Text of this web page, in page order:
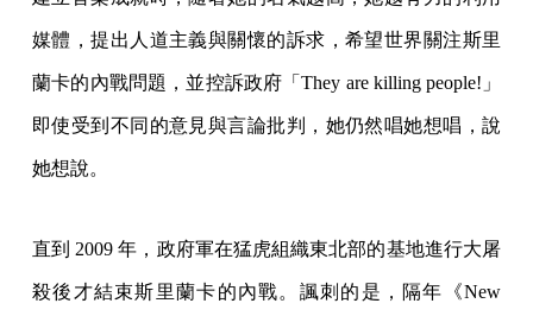
媒體，提出人道主義與關懷的訴求，希望世界關注斯里
蘭卡的內戰問題，並控訴政府「They are killing people!」
即使受到不同的意見與言論批判，她仍然唱她想唱，說
她想說。
直到 2009 年，政府軍在猛虎組織東北部的基地進行大屠
殺後才結束斯里蘭卡的內戰。諷刺的是，隔年《New